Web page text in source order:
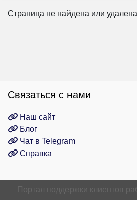
Страница не найдена или удалена
Связаться с нами
Наш сайт
Блог
Чат в Telegram
Справка
Портал поддержки клиентов